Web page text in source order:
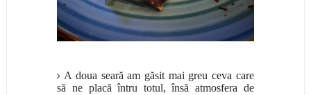
A doua seară am găsit mai greu ceva care
să ne placă întru totul, însă atmosfera de